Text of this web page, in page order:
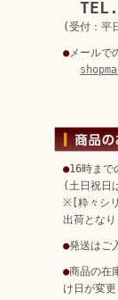
(受付：平
●メールで
●16時まで
(土日祝日
※[粋々シ
出荷となり
●発送はご
●商品の在
け日が変更